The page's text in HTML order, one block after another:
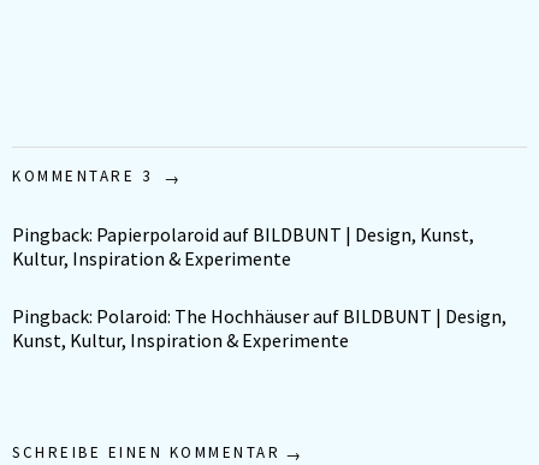
KOMMENTARE 3
Pingback: Papierpolaroid auf BILDBUNT | Design, Kunst,
Kultur, Inspiration & Experimente
Pingback: Polaroid: The Hochhäuser auf BILDBUNT | Design,
Kunst, Kultur, Inspiration & Experimente
SCHREIBE EINEN KOMMENTAR